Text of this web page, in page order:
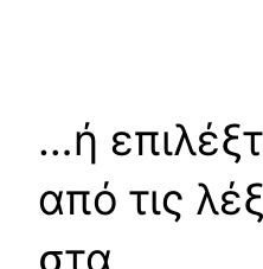
…ή
από τις